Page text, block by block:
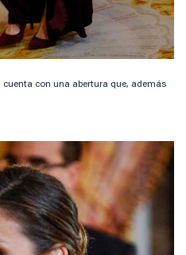
cuenta con una abertura que, además